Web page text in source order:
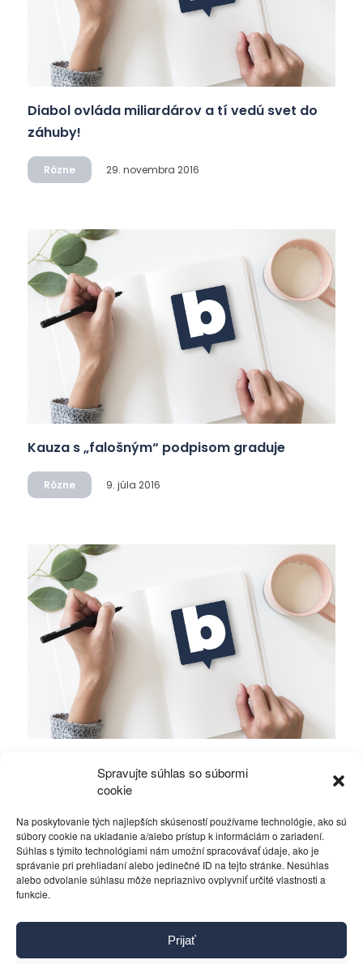
Spravujte súhlas so súbormi
cookie
Na poskytovanie tých najlepších skúseností používame technológie, ako sú
súbory cookie na ukladanie a/alebo prístup k informáciám o zariadení.
Súhlas s týmito technológiami nám umožní spracovávať údaje, ako je
správanie pri prehliadaní alebo jedinečné ID na tejto stránke. Nesúhlas
alebo odvolanie súhlasu môže nepriaznivo ovplyvniť určité vlastnosti a
funkcie.
Prijať
Diabol ovláda miliardárov a tí vedú svet do
záhuby!
Rôzne 29. novembra 2016
Kauza s „falošným“ podpisom graduje
Rôzne 9. júla 2016
vami vaši politici?!
Rôzne 27. apríla 2016
Kontakt
Pravidlá používania